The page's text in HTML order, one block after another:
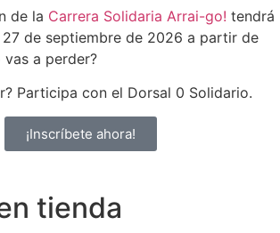
de la Carrera Solidaria Arrai-go! tendrá
de septiembre de 2026 a partir de
vas a perder?
Participa con el Dorsal 0 Solidario.
¡Inscríbete ahora!
tienda